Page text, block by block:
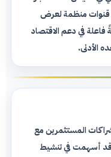
قنوات منظمة لعرض
في دعم الاقتصاد
الأدنى.
المستثمرين مع
قد أسهمت في تنشيط